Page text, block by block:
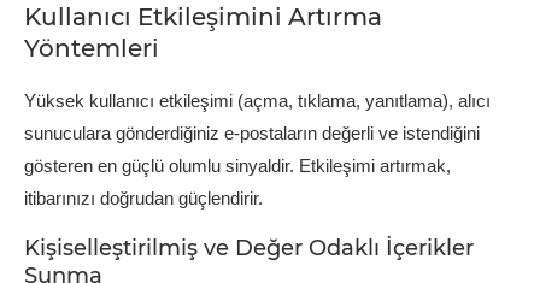
Kullanıcı Etkileşimini Artırma
Yöntemleri
Yüksek kullanıcı etkileşimi (açma, tıklama, yanıtlama), alıcı
sunuculara gönderdiğiniz e-postaların değerli ve istendiğini
gösteren en güçlü olumlu sinyaldir. Etkileşimi artırmak,
itibarınızı doğrudan güçlendirir.
Kişiselleştirilmiş ve Değer Odaklı İçerikler
Sunma